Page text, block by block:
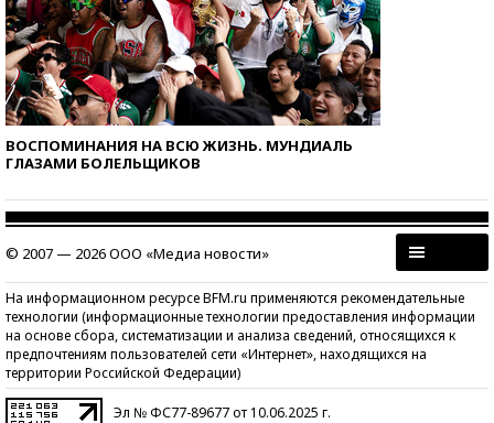
ВОСПОМИНАНИЯ НА ВСЮ ЖИЗНЬ. МУНДИАЛЬ
ГЛАЗАМИ БОЛЕЛЬЩИКОВ
© 2007 — 2026 ООО «Медиа новости»
На информационном ресурсе BFM.ru применяются рекомендательные
технологии (информационные технологии предоставления информации
на основе сбора, систематизации и анализа сведений, относящихся к
предпочтениям пользователей сети «Интернет», находящихся на
территории Российской Федерации)
Эл № ФС77-89677 от 10.06.2025 г.